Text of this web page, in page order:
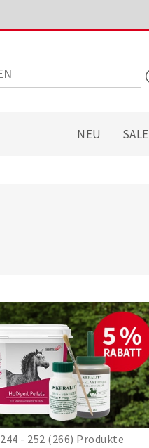
NEU SALE
244 - 252 (266) Produkte